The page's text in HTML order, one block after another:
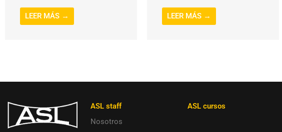
LEER MÁS → LEER MÁS →
ASL staff
Nosotros
ASL cursos